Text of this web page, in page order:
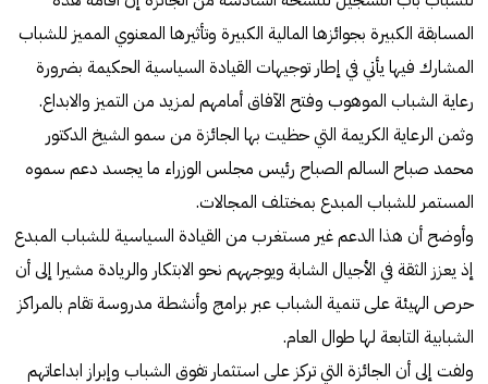
المسابقة الكبيرة بجوائزها المالية الكبيرة وتأثيرها المعنوي المميز للشباب
المشارك فيها يأتي في إطار توجيهات القيادة السياسية الحكيمة بضرورة
رعاية الشباب الموهوب وفتح الآفاق أمامهم لمزيد من التميز والابداع.
وثمن الرعاية الكريمة التي حظيت بها الجائزة من سمو الشيخ الدكتور
محمد صباح السالم الصباح رئيس مجلس الوزراء ما يجسد دعم سموه
المستمر للشباب المبدع بمختلف المجالات.
وأوضح أن هذا الدعم غير مستغرب من القيادة السياسية للشباب المبدع
إذ يعزز الثقة في الأجيال الشابة ويوجههم نحو الابتكار والريادة مشيرا إلى أن
حرص الهيئة على تنمية الشباب عبر برامج وأنشطة مدروسة تقام بالمراكز
الشبابية التابعة لها طوال العام.
ولفت إلى أن الجائزة التي تركز على استثمار تفوق الشباب وإبراز ابداعاتهم